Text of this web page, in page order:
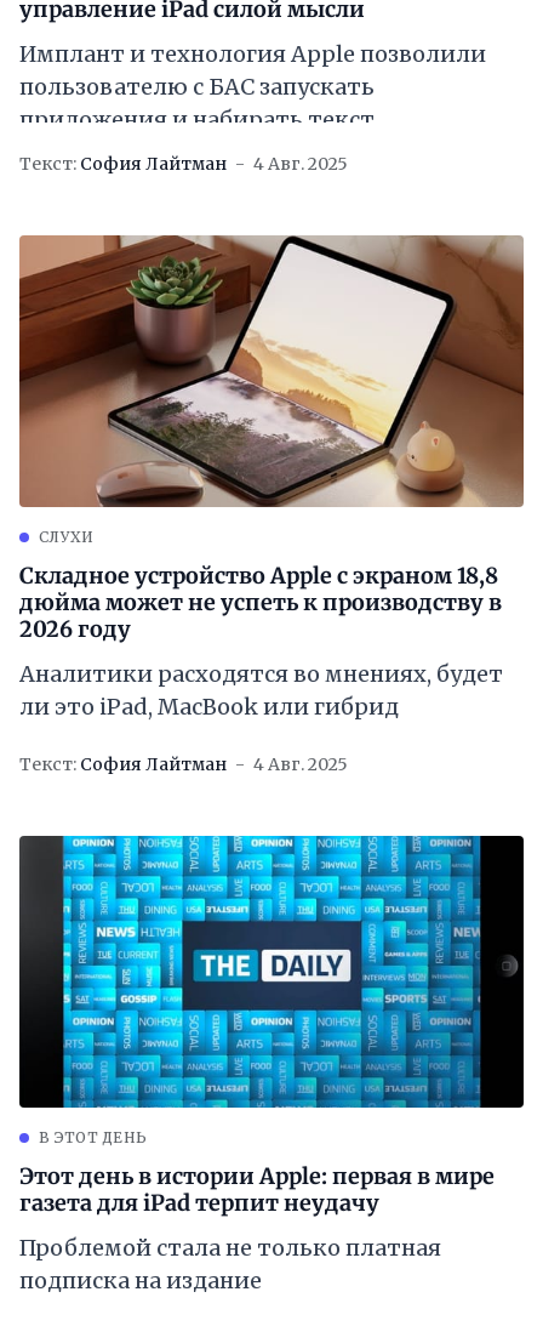
управление iPad силой мысли
Имплант и технология Apple позволили
пользователю с БАС запускать
приложения и набирать текст
Текст: София Лайтман 4 Авг. 2025
СЛУХИ
Складное устройство Apple с экраном 18,8
дюйма может не успеть к производству в
2026 году
Аналитики расходятся во мнениях, будет
ли это iPad, MacBook или гибрид
Текст: София Лайтман 4 Авг. 2025
В ЭТОТ ДЕНЬ
Этот день в истории Apple: первая в мире
газета для iPad терпит неудачу
Проблемой стала не только платная
подписка на издание